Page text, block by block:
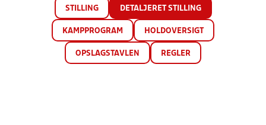
STILLING DETALJERET STILLING
KAMPPROGRAM HOLDOVERSIGT
OPSLAGSTAVLEN REGLER